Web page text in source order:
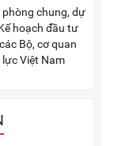
chung, dự
hoạch đầu tư
Bộ, cơ quan
Việt Nam